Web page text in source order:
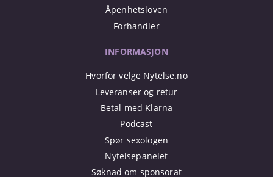
Åpenhetsloven
Forhandler
INFORMASJON
Hvorfor velge Nytelse.no
Leveranser og retur
Betal med Klarna
Podcast
Spør sexologen
Nytelsepanelet
Søknad om sponsorat